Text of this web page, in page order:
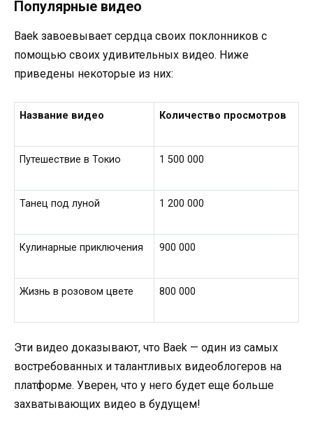
Популярные видео
Baek завоевывает сердца своих поклонников с
помощью своих удивительных видео. Ниже
приведены некоторые из них:
Название видео Количество просмотров
Путешествие в Токио 1 500 000
Танец под луной 1 200 000
Кулинарные приключения 900 000
Жизнь в розовом цвете 800 000
Эти видео доказывают, что Baek — один из самых
востребованных и талантливых видеоблогеров на
платформе. Уверен, что у него будет еще больше
захватывающих видео в будущем!